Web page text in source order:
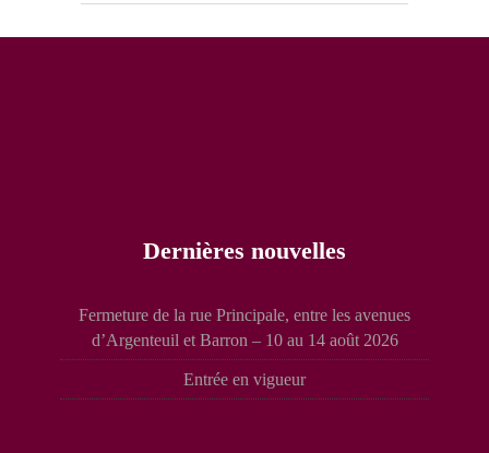
Dernières nouvelles
Fermeture de la rue Principale, entre les avenues
d’Argenteuil et Barron – 10 au 14 août 2026
Entrée en vigueur